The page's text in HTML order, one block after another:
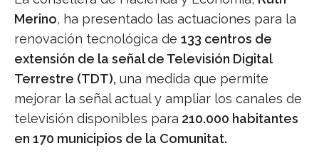
Merino, ha presentado las actuaciones para la
renovación tecnológica de 133 centros de
extensión de la señal de Televisión Digital
Terrestre (TDT), una medida que permite
mejorar la señal actual y ampliar los canales de
televisión disponibles para 210.000 habitantes
en 170 municipios de la Comunitat.